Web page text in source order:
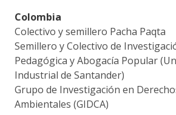
Colombia
Colectivo y semillero Pacha Paqta
Semillero y Colectivo de
Pedagógica y Abogacía Popular
Industrial de Santander)
Grupo de Investigación en
Ambientales (GIDCA)